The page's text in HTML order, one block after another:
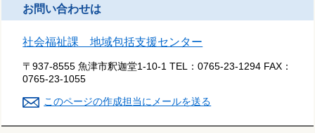
お問い合わせは
社会福祉課 地域包括支援センター
〒937-8555 魚津市釈迦堂1-10-1 TEL：0765-23-1294 FAX：
0765-23-1055
このページの作成担当にメールを送る